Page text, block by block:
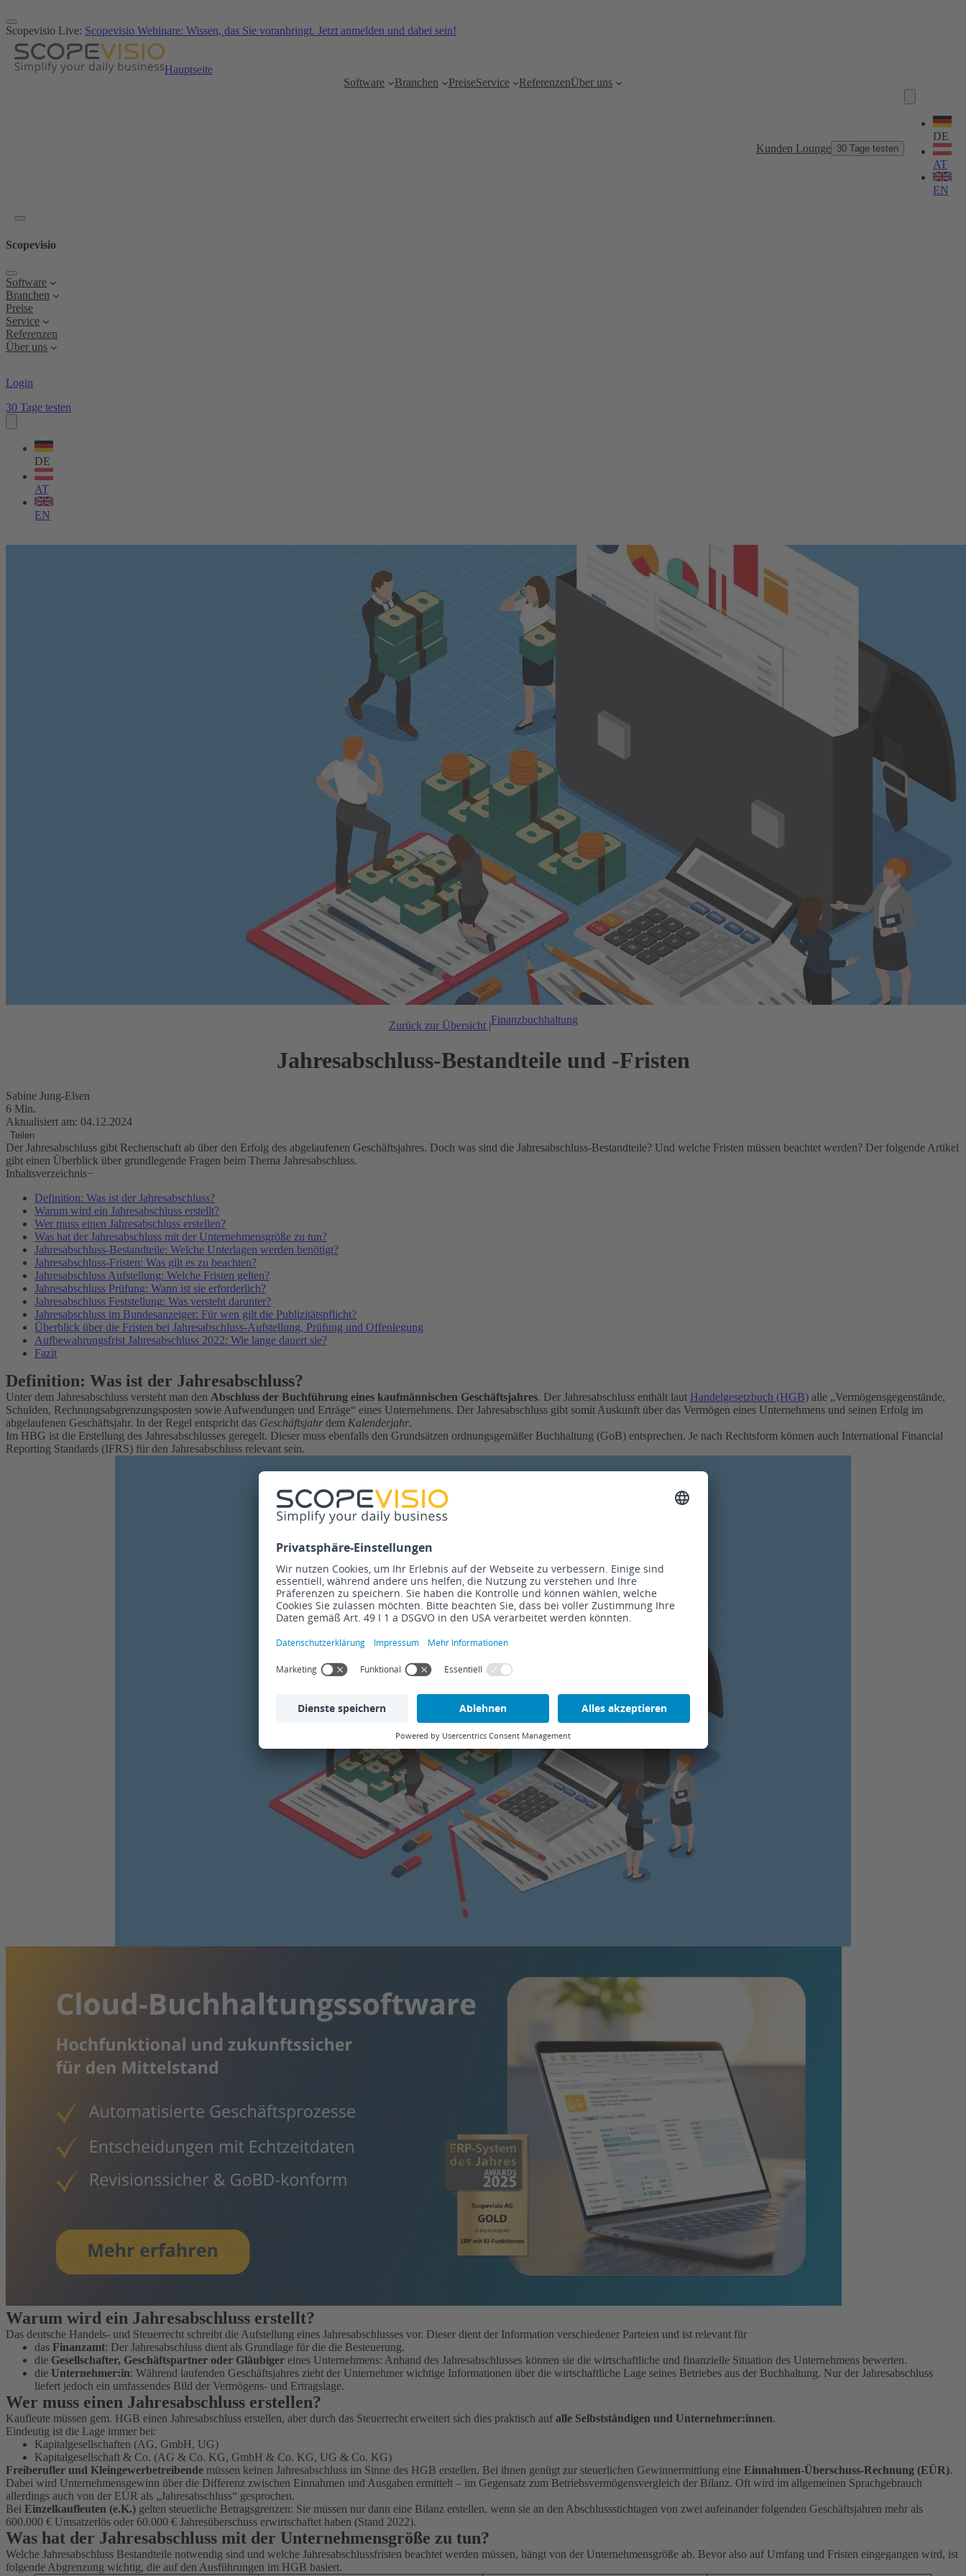
Zum
Inhalt
springen
Scopevisio Live: Scopevisio Webinare: Wissen, das Sie voranbringt. Jetzt anmelden und dabei sein!
Hauptseite
Software
Branchen PreiseService ReferenzenÜber uns
Kunden Lounge 30 Tage testen
Sprache
wählen
DE
AT
EN
Scopevisio
Software
Branchen
Preise
Service
Referenzen
Über uns
Login
30 Tage testen
Sprache
wählen
DE
AT
EN
Zurück zur Übersicht |Finanzbuchhaltung
Jahresabschluss-Bestandteile und -Fristen
Sabine Jung-Elsen
6 Min.
Aktualisiert am: 04.12.2024
Teilen
Der Jahresabschluss gibt Rechenschaft ab über den Erfolg des abgelaufenen Geschäftsjahres. Doch was sind die Jahresabschluss-Bestandteile? Und welche Fristen müssen beachtet werden? Der folgende Artikel
gibt einen Überblick über grundlegende Fragen beim Thema Jahresabschluss.
Inhaltsverzeichnis−
Definition: Was ist der Jahresabschluss?
Warum wird ein Jahresabschluss erstellt?
Wer muss einen Jahresabschluss erstellen?
Was hat der Jahresabschluss mit der Unternehmensgröße zu tun?
Jahresabschluss-Bestandteile: Welche Unterlagen werden benötigt?
Jahresabschluss-Fristen: Was gilt es zu beachten?
Jahresabschluss Aufstellung: Welche Fristen gelten?
Jahresabschluss Prüfung: Wann ist sie erforderlich?
Jahresabschluss Feststellung: Was versteht darunter?
Jahresabschluss im Bundesanzeiger: Für wen gilt die Publizitätspflicht?
Überblick über die Fristen bei Jahresabschluss-Aufstellung, Prüfung und Offenlegung
Aufbewahrungsfrist Jahresabschluss 2022: Wie lange dauert sie?
Fazit
Definition: Was ist der Jahresabschluss?
Unter dem Jahresabschluss versteht man den Abschluss der Buchführung eines kaufmännischen Geschäftsjahres. Der Jahresabschluss enthält laut Handelgesetzbuch (HGB) alle „Vermögensgegenstände,
Schulden, Rechnungsabgrenzungsposten sowie Aufwendungen und Erträge“ eines Unternehmens. Der Jahresabschluss gibt somit Auskunft über das Vermögen eines Unternehmens und seinen Erfolg im
abgelaufenen Geschäftsjahr. In der Regel entspricht das Geschäftsjahr dem Kalenderjahr.
Im HBG ist die Erstellung des Jahresabschlusses geregelt. Dieser muss ebenfalls den Grundsätzen ordnungsgemäßer Buchhaltung (GoB) entsprechen. Je nach Rechtsform können auch International Financial
Reporting Standards (IFRS) für den Jahresabschluss relevant sein.
Warum wird ein Jahresabschluss erstellt?
Das deutsche Handels- und Steuerrecht schreibt die Aufstellung eines Jahresabschlusses vor. Dieser dient der Information verschiedener Parteien und ist relevant für
das Finanzamt: Der Jahresabschluss dient als Grundlage für die die Besteuerung.
die Gesellschafter, Geschäftspartner oder Gläubiger eines Unternehmens: Anhand des Jahresabschlusses können sie die wirtschaftliche und finanzielle Situation des Unternehmens bewerten.
die Unternehmer:in: Während laufenden Geschäftsjahres zieht der Unternehmer wichtige Informationen über die wirtschaftliche Lage seines Betriebes aus der Buchhaltung. Nur der Jahresabschluss
liefert jedoch ein umfassendes Bild der Vermögens- und Ertragslage.
Wer muss einen Jahresabschluss erstellen?
Kaufleute müssen gem. HGB einen Jahresabschluss erstellen, aber durch das Steuerrecht erweitert sich dies praktisch auf alle Selbstständigen und Unternehmer:innen.
Eindeutig ist die Lage immer bei:
Kapitalgesellschaften (AG, GmbH, UG)
Kapitalgesellschaft & Co. (AG & Co. KG, GmbH & Co. KG, UG & Co. KG)
Freiberufler und Kleingewerbetreibende müssen keinen Jahresabschluss im Sinne des HGB erstellen. Bei ihnen genügt zur steuerlichen Gewinnermittlung eine Einnahmen-Überschuss-Rechnung (EÜR).
Dabei wird Unternehmensgewinn über die Differenz zwischen Einnahmen und Ausgaben ermittelt – im Gegensatz zum Betriebsvermögensvergleich der Bilanz. Oft wird im allgemeinen Sprachgebrauch
allerdings auch von der EÜR als „Jahresabschluss“ gesprochen.
Bei Einzelkaufleuten (e.K.) gelten steuerliche Betragsgrenzen: Sie müssen nur dann eine Bilanz erstellen, wenn sie an den Abschlussstichtagen von zwei aufeinander folgenden Geschäftsjahren mehr als
600.000 € Umsatzerlös oder 60.000 € Jahresüberschuss erwirtschaftet haben (Stand 2022).
Was hat der Jahresabschluss mit der Unternehmensgröße zu tun?
Welche Jahresabschluss Bestandteile notwendig sind und welche Jahresabschlussfristen beachtet werden müssen, hängt von der Unternehmensgröße ab. Bevor also auf Umfang und Fristen eingegangen wird, ist
folgende Abgrenzung wichtig, die auf den Ausführungen im HGB basiert.